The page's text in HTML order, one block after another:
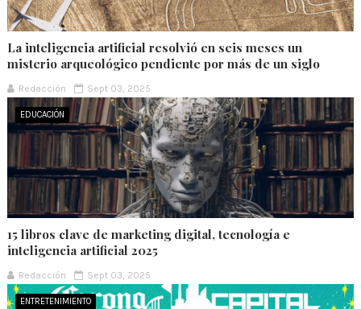
La inteligencia artificial resolvió en seis meses un
misterio arqueológico pendiente por más de un siglo
Redacción Sept 03, 2025
EDUCACIÓN
15 libros clave de marketing digital, tecnología e
inteligencia artificial 2025
Redacción Sept 03, 2025
ENTRETENIMIENTO